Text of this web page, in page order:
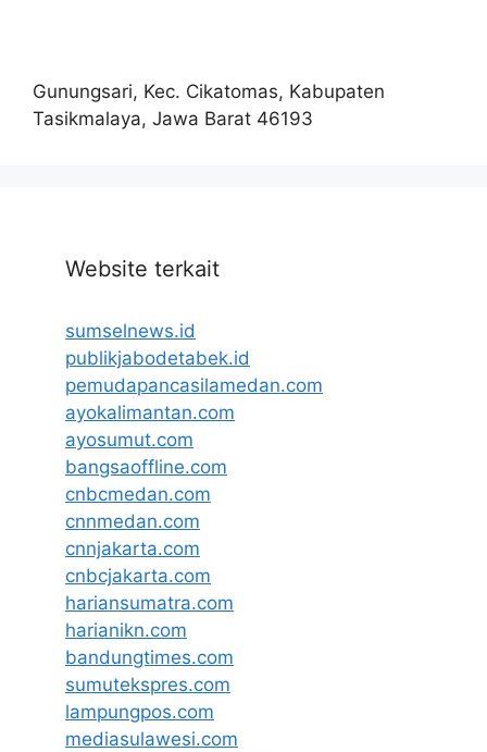
Gunungsari, Kec. Cikatomas, Kabupaten
Tasikmalaya, Jawa Barat 46193
Website terkait
sumselnews.id
publikjabodetabek.id
pemudapancasilamedan.com
ayokalimantan.com
ayosumut.com
bangsaoffline.com
cnbcmedan.com
cnnmedan.com
cnnjakarta.com
cnbcjakarta.com
hariansumatra.com
harianikn.com
bandungtimes.com
sumutekspres.com
lampungpos.com
mediasulawesi.com